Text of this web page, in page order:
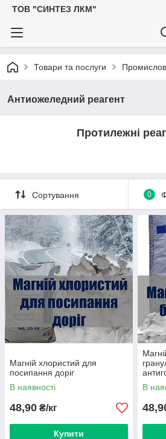
ТОВ "СИНТЕЗ ЛКМ"
Товари та послуги
Антиожеледний реагент
Протилежні
Сортування 0
Магній хлористий для
посипання доріг
В наявності
48,90 ₴/кг
Купити
В